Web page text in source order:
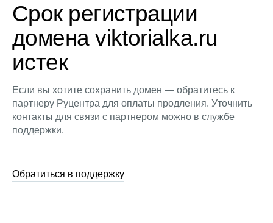
Срок регистрации
домена viktorialka.ru
истек
Если вы хотите сохранить домен — обратитесь к
партнеру Руцентра для оплаты продления. Уточнить
контакты для связи с партнером можно в службе
поддержки.
Обратиться в поддержку